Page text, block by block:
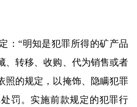
：“明知是犯罪所得的矿产品
、转移、收购、代为销售或者
照的规定，以掩饰、隐瞒犯罪
罚。实施前款规定的犯罪行